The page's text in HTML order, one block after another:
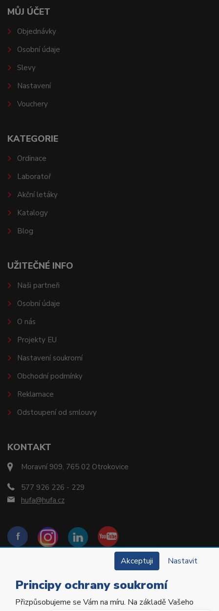
KONTAKT
Moravní 909, 765 02 Otrokovice
577 926 226 - 229
hufa@hufa.cz
MŮJ ÚČET
Objednávky
Osobní údaje
Slevy
Nastavení
Vouchery
KATEGORIE
Ordinace
Laboratoř
Akční letáky
Katalogy
Blog
UŽITEČNÉ INFO
Naši partneři
Osobní údaje
O nás
Projekty EU
Nastavení soukromí
Obchodní podmínky
Reklamace
Odstoupení od smlouvy
Copyright © 2022 Hu-Fa Dental a.s. Všechna práva
Akceptuji Nastavit
Principy ochrany soukromí
Přizpůsobujeme se Vám na míru. Na základě Vašeho